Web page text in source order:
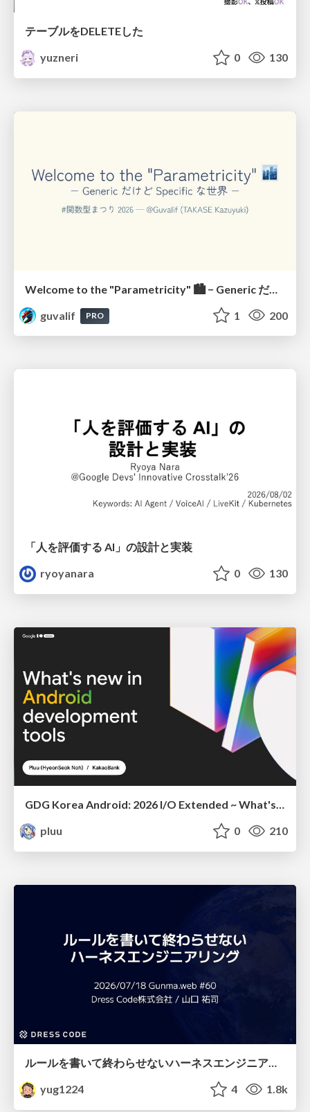
テーブルをDELETEした
yuzneri
0 130
Welcome to the "Parametricity" 🏙️ − Generic だけど Specific な世界 −
guvalif
PRO 1 200
「人を評価する AI」の 設計と実装
ryoyanara
0 130
GDG Korea Android: 2026 I/O Extended ~ What's new in Android development tools
pluu
0 210
yug1224
4 1.8k